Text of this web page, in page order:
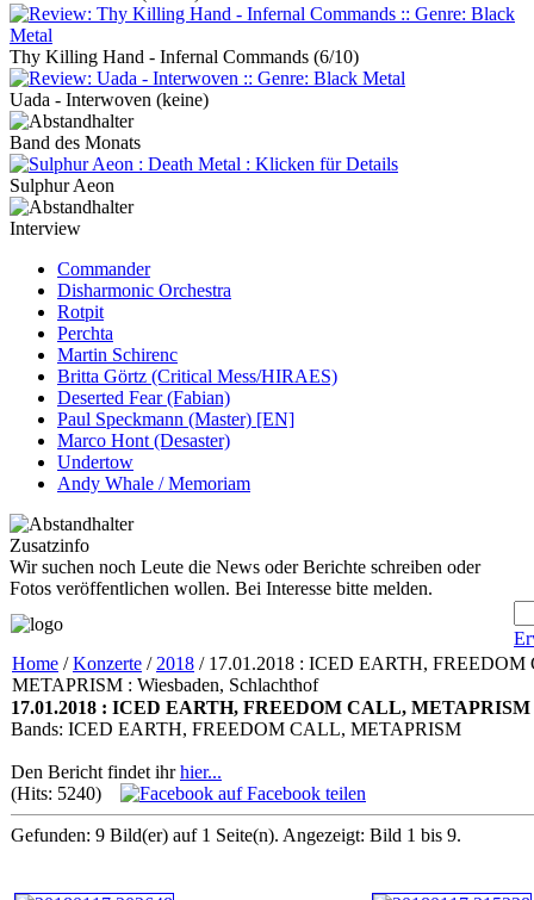
Thy Killing Hand - Infernal Commands (6/10)
Uada - Interwoven (keine)
Band des Monats
Sulphur Aeon
Interview
Commander
Disharmonic Orchestra
Rotpit
Perchta
Martin Schirenc
Britta Görtz (Critical Mess/HIRAES)
Deserted Fear (Fabian)
Paul Speckmann (Master) [EN]
Marco Hont (Desaster)
Undertow
Andy Whale / Memoriam
Zusatzinfo
Wir suchen noch Leute die News oder Berichte schreiben oder
Fotos veröffentlichen wollen. Bei Interesse bitte melden.
Home /Konzerte / 2018 / 17.01.2018 : ICED EARTH,
METAPRISM : Wiesbaden, Schlachthof
17.01.2018 : ICED EARTH, FREEDOM CALL, METAPRISM
Bands: ICED EARTH, FREEDOM CALL, METAPRISM
Den Bericht findet ihrhier...
(Hits: 5240)
auf Facebook teilen
Gefunden: 9 Bild(er) auf 1 Seite(n). Angezeigt: Bild 1 bis 9.